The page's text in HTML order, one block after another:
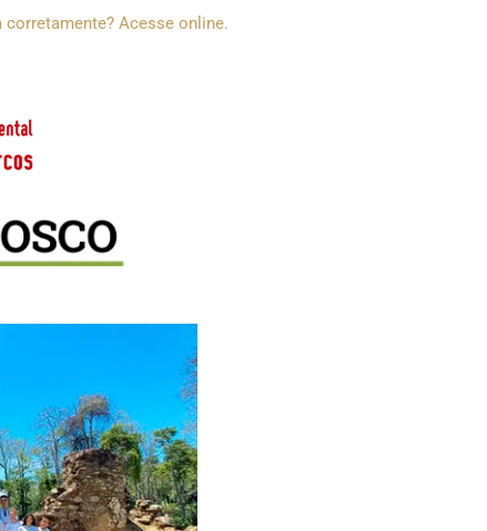
Acesse online.